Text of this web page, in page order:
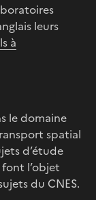
leurs
à
le domaine
spatial
d’étude
l’objet
du CNES.